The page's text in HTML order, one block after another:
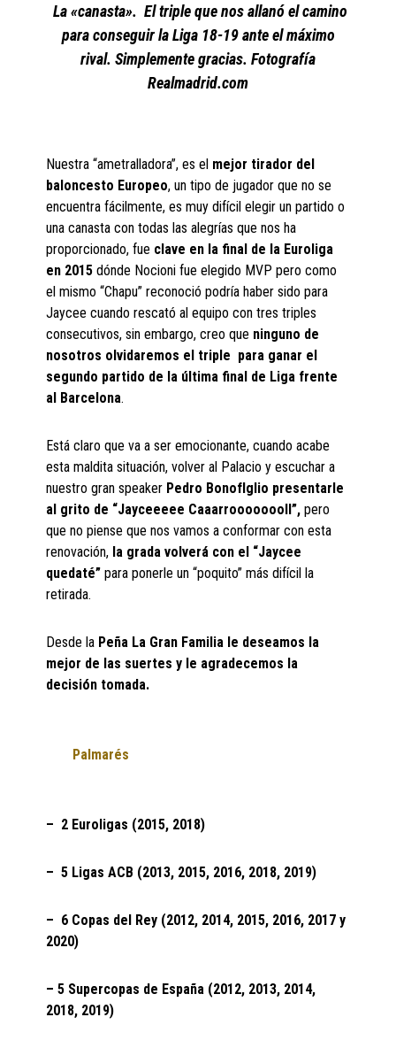
La «canasta». El triple que nos allanó el camino
para conseguir la Liga 18-19 ante el máximo
rival. Simplemente gracias. Fotografía
Realmadrid.com
Nuestra “ametralladora”, es el mejor tirador del
baloncesto Europeo, un tipo de jugador que no se
encuentra fácilmente, es muy difícil elegir un partido o
una canasta con todas las alegrías que nos ha
proporcionado, fue clave en la final de la Euroliga
en 2015 dónde Nocioni fue elegido MVP pero como
el mismo “Chapu” reconoció podría haber sido para
Jaycee cuando rescató al equipo con tres triples
consecutivos, sin embargo, creo que ninguno de
nosotros olvidaremos el triple para ganar el
segundo partido de la última final de Liga frente
al Barcelona.
Está claro que va a ser emocionante, cuando acabe
esta maldita situación, volver al Palacio y escuchar a
nuestro gran speaker Pedro BonofIglio presentarle
al grito de “Jayceeeee Caaarroooooooll”, pero
que no piense que nos vamos a conformar con esta
renovación, la grada volverá con el “Jaycee
quedaté” para ponerle un “poquito” más difícil la
retirada.
Desde la Peña La Gran Familia le deseamos la
mejor de las suertes y le agradecemos la
decisión tomada.
Palmarés
– 2 Euroligas (2015, 2018)
– 5 Ligas ACB (2013, 2015, 2016, 2018, 2019)
– 6 Copas del Rey (2012, 2014, 2015, 2016, 2017 y
2020)
– 5 Supercopas de España (2012, 2013, 2014,
2018, 2019)